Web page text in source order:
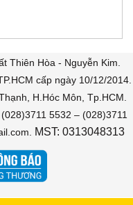
Thiên Hòa - Nguyễn Kim.
cấp ngày 10/12/2014.
H.Hóc Môn, Tp.HCM.
5532 – (028)3711
MST: 0313048313